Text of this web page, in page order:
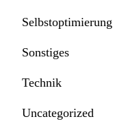
Selbstoptimierung
Sonstiges
Technik
Uncategorized